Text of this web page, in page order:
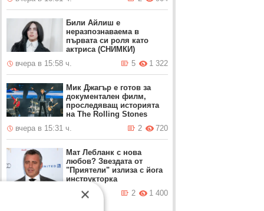
Били Айлиш е
неразпознаваема в
първата си роля като
актриса (СНИМКИ)
вчера в 15:58 ч.
1 322
5
Мик Джагър е готов за
документален филм,
проследяващ историята
на The Rolling Stones
вчера в 15:31 ч.
720
2
Мат Лебланк с нова
любов? Звездата от
"Приятели" излиза с йога
инструкторка
1 400
2
×